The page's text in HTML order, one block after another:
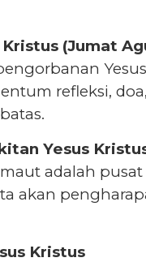
(Jumat
refleksi,
Yesus
adalah
akan
Kristus